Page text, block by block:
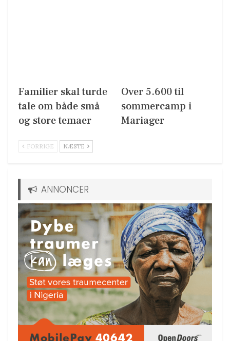
Familier skal turde
tale om både små
og store temaer
Over 5.600 til
sommercamp i
Mariager
FORRIGE NÆSTE
ANNONCER